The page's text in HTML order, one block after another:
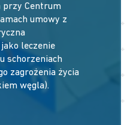
przy Centrum
umowy z
leczenie
schorzeniach
zagrożenia życia
węgla).